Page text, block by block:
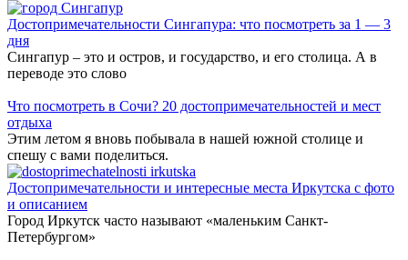
Достопримечательности Сингапура: что посмотреть за 1 — 3
дня
Сингапур – это и остров, и государство, и его столица. А в
переводе это слово
Что посмотреть в Сочи? 20 достопримечательностей и мест
отдыха
Этим летом я вновь побывала в нашей южной столице и
спешу с вами поделиться.
Достопримечательности и интересные места Иркутска с фото
и описанием
Город Иркутск часто называют «маленьким Санкт-
Петербургом»